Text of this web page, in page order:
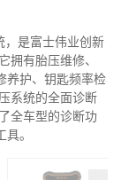
，是富士伟业创新
拥有胎压维修、
养护、钥匙频率检
系统的全面诊断
全车型的诊断功
。